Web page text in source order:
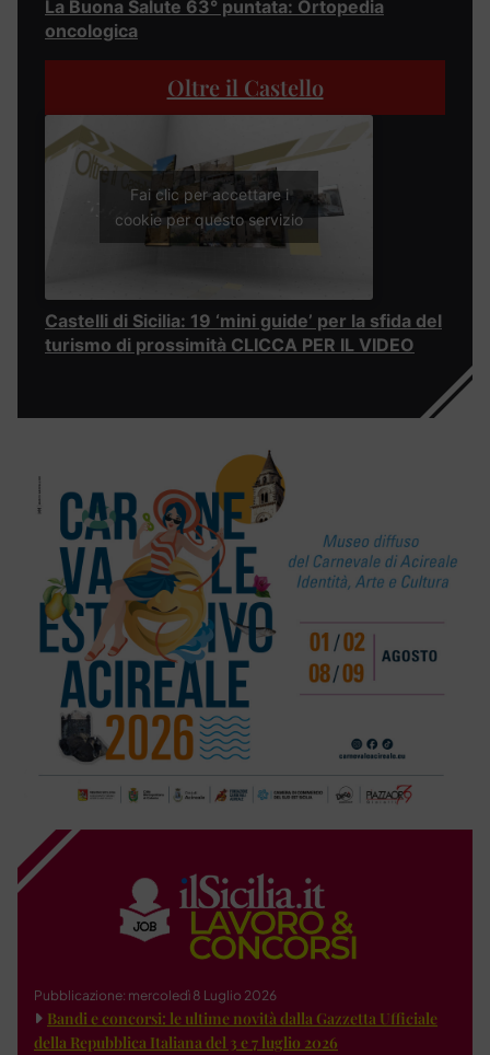
La Buona Salute 63° puntata: Ortopedia
oncologica
Oltre il Castello
Fai clic per accettare i
cookie per questo servizio
Castelli di Sicilia: 19 ‘mini guide’ per la sfida del
turismo di prossimità CLICCA PER IL VIDEO
Pubblicazione: mercoledì 8 Luglio 2026
Bandi e concorsi: le ultime novità dalla Gazzetta Ufficiale
della Repubblica Italiana del 3 e 7 luglio 2026